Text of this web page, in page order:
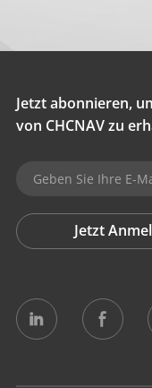
Jetzt abonnieren,
von CHCNAV zu
Jetzt